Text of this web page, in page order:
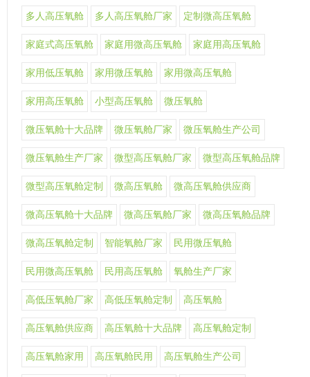
多人高压氧舱 多人高压氧舱厂家 定制微高压氧舱
家庭式高压氧舱 家庭用微高压氧舱 家庭用高压氧舱
家用低压氧舱 家用微压氧舱 家用微高压氧舱
家用高压氧舱 小型高压氧舱 微压氧舱
微压氧舱十大品牌 微压氧舱厂家 微压氧舱生产公司
微压氧舱生产厂家 微型高压氧舱厂家 微型高压氧舱品牌
微型高压氧舱定制 微高压氧舱 微高压氧舱供应商
微高压氧舱十大品牌 微高压氧舱厂家 微高压氧舱品牌
微高压氧舱定制 智能氧舱厂家 民用微压氧舱
民用微高压氧舱 民用高压氧舱 氧舱生产厂家
高低压氧舱厂家 高低压氧舱定制 高压氧舱
高压氧舱供应商 高压氧舱十大品牌 高压氧舱定制
高压氧舱家用 高压氧舱民用 高压氧舱生产公司